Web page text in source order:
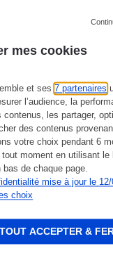
mes cookies
et ses7 partenaires
l’audience, la
contenus, les partager,
des contenus
votre choix pendant 6
tout moment en utilisant le
bas de chaque page.
mise à jour le
choix
TOUT ACCEPTER &
zéro déchet